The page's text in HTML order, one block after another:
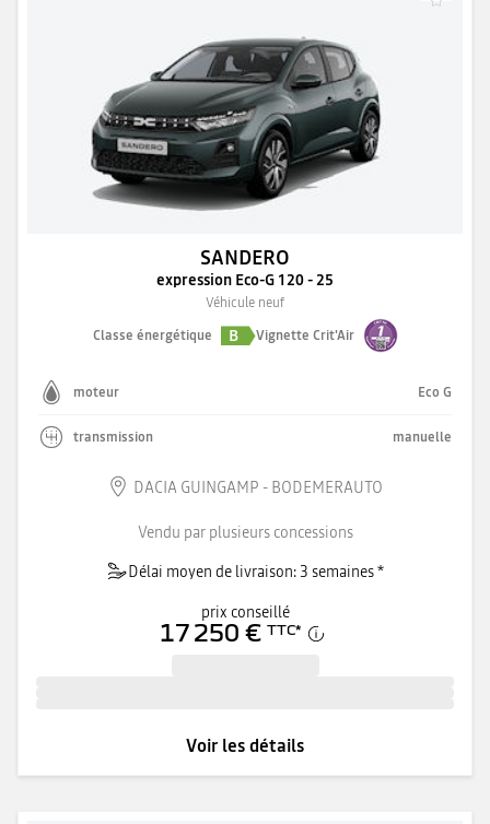
SANDERO
expression Eco-G 120 - 25
Véhicule neuf
Classe énergétique
B Vignette Crit'Air
moteur Eco G
transmission manuelle
DACIA GUINGAMP - BODEMERAUTO
Vendu par plusieurs concessions
Délai moyen de livraison: 3 semaines *
prix conseillé
17 250 € TTC*
Voir les détails